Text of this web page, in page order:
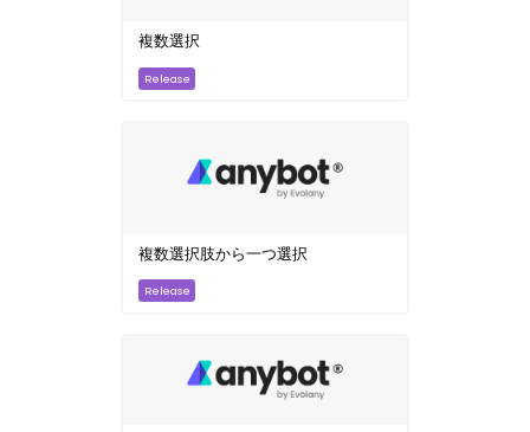
複数選択
複数選択肢から一つ選択